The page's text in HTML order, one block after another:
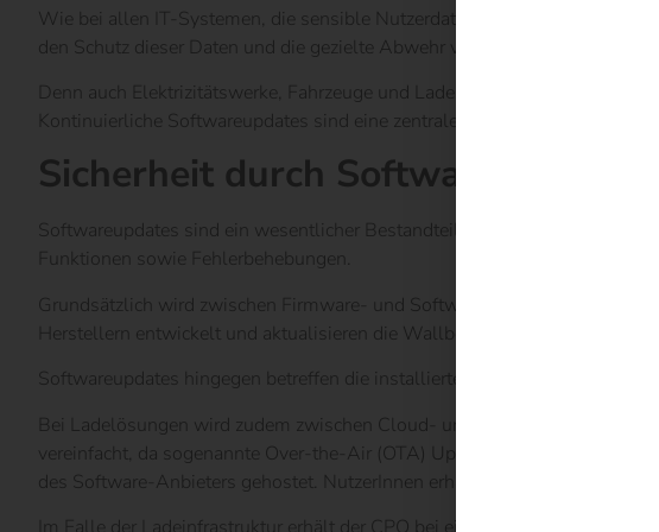
Wie bei allen IT-Systemen, die sensible Nutzerdaten verwalten, steht
den Schutz dieser Daten und die gezielte Abwehr von Cyberangriffen ist
Denn auch Elektrizitätswerke, Fahrzeuge und Ladestationen sind
Kontinuierliche Softwareupdates sind eine zentrale Maßnahme, um diese
Sicherheit durch Softwareupdates
Softwareupdates sind ein wesentlicher Bestandteil von
Funktionen sowie Fehlerbehebungen.
Grundsätzlich wird zwischen Firmware- und Softwareupdates
Herstellern entwickelt und aktualisieren die Wallbox mit erweiterten
Softwareupdates hingegen betreffen die installierte Software, die im
Bei Ladelösungen wird zudem zwischen Cloud- und On-Premise-
vereinfacht, da sogenannte Over-the-Air (OTA) Updates möglich sind.
des Software-Anbieters gehostet. NutzerInnen erhalten über eine